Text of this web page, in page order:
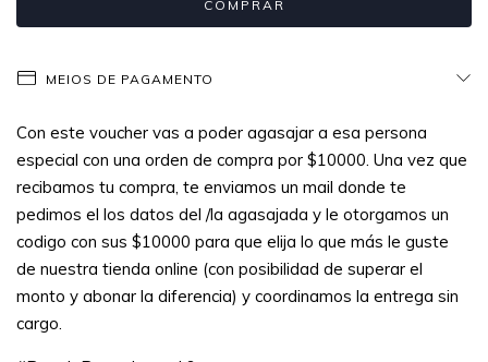
MEIOS DE PAGAMENTO
Con este voucher vas a poder agasajar a esa persona
especial con una orden de compra por $10000. Una vez que
recibamos tu compra, te enviamos un mail donde te
pedimos el los datos del /la agasajada y le otorgamos un
codigo con sus $10000 para que elija lo que más le guste
de nuestra tienda online (con posibilidad de superar el
monto y abonar la diferencia) y coordinamos la entrega sin
cargo.